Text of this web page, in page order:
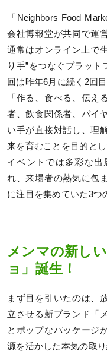
「Neighbors Food
会社博報堂が共同で運
通常はオンライン上で
り手”をつなぐプラッ
回は昨年6月に続く2回
「作る、食べる、伝え
者、飲食関係者、バイ
い手が直接対話し、理
来を育むことを目的とし
イベントでは多彩な
れ、来場者の熱気に包
に注目を集めていた3つ
メンマの新し
ョ」誕生！
まず目を引いたのは、
立させる新ブランド「
とポップなパッケージ
源を活かした本気の取り